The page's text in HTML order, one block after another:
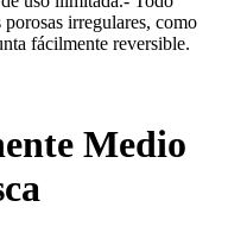
irregulares, como
fácilmente reversible.
Medio